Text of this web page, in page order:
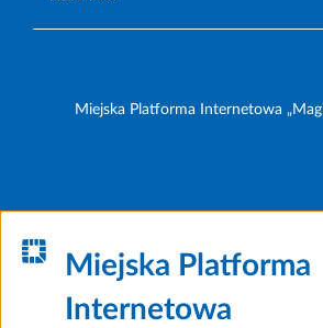
Miejska Platforma Internetowa
Miejska Platforma
Internetowa